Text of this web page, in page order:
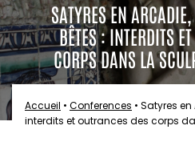
SATYRES EN
BÊTES : INTERDITS
CORPS DANS LA
Accueil • Conferences • Satyres
interdits et outrances des corps